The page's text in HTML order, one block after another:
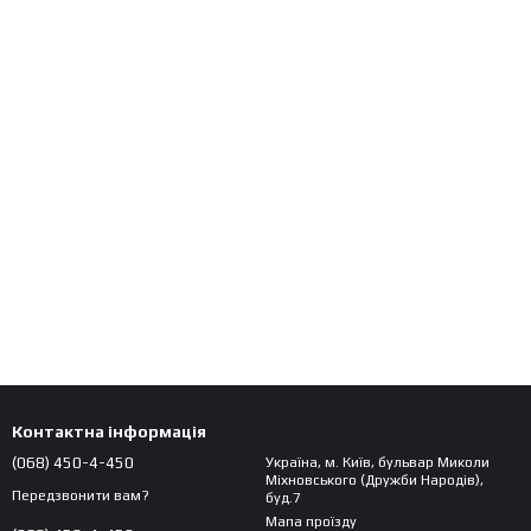
Контактна інформація
(068) 450-4-450
Передзвонити вам?
Україна, м. Київ, бульвар Миколи
Міхновського (Дружби Народів),
буд.7
Мапа проїзду